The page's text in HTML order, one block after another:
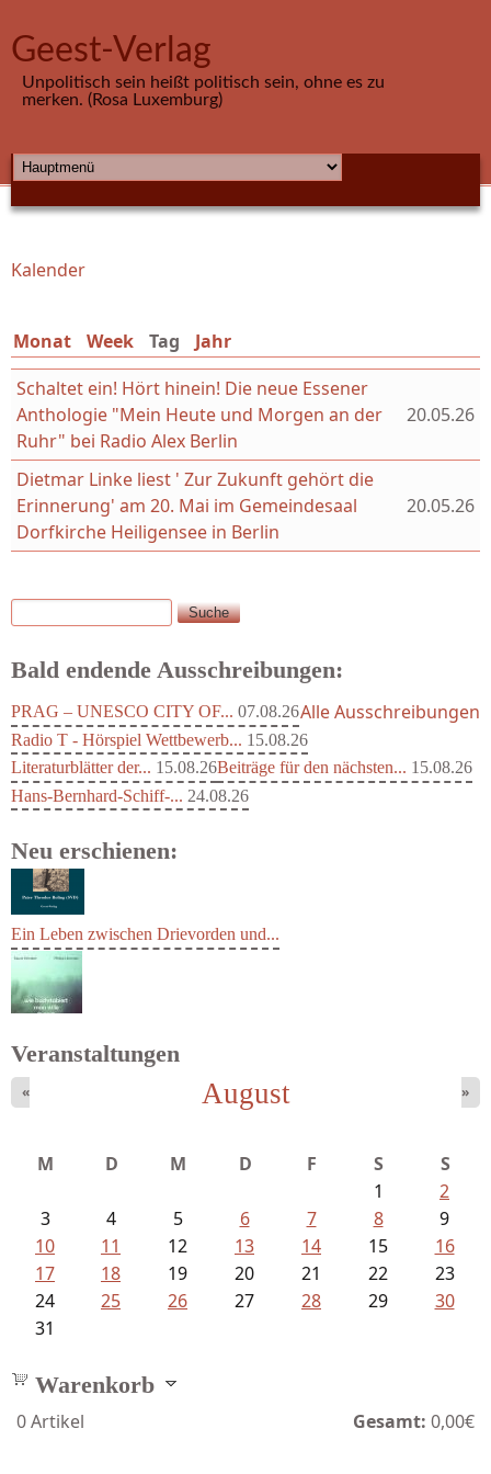
Geest-Verlag
Unpolitisch sein heißt politisch sein, ohne es zu
merken. (Rosa Luxemburg)
HAUPTMENÜ
Sie sind hier
Kalender
Monat Week Tag (aktiver Reiter)
Jahr
Schaltet ein! Hört hinein! Die neue Essener
Anthologie "Mein Heute und Morgen an der
Ruhr" bei Radio Alex Berlin
20.05.26
Dietmar Linke liest ' Zur Zukunft gehört die
Erinnerung' am 20. Mai im Gemeindesaal
Dorfkirche Heiligensee in Berlin
20.05.26
Suchformular
Suche
Bald endende Ausschreibungen:
PRAG – UNESCO CITY OF... 07.08.26
Radio T - Hörspiel Wettbewerb... 15.08.26
Literaturblätter der... 15.08.26Beiträge für den nächsten... 15.08.26
Hans-Bernhard-Schiff-... 24.08.26
Alle Ausschreibungen
Neu erschienen:
Ein Leben zwischen Drievorden und...
Schnabel, Sigune und Philipp L´...
Veranstaltungen
August
« »
M D M D F S
S
1
2
3
4 5 6 7 8
9
10
11 12 13 14 15
16
17
18 19 20 21 22
23
24
25 26 27 28 29
30
31
Warenkorb
0Artikel Gesamt: 0,00€